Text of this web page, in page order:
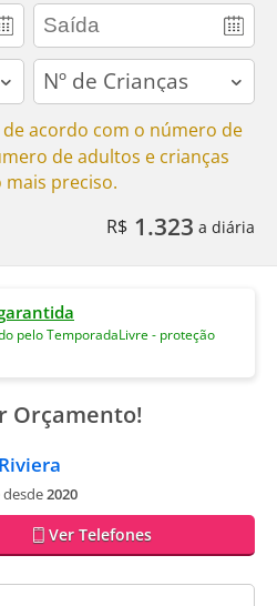
children
acordo com o número de
de adultos e crianças
preciso.
R$ 1.323 a diária
pelo TemporadaLivre - proteção
Orçamento!
2020
Ver Telefones